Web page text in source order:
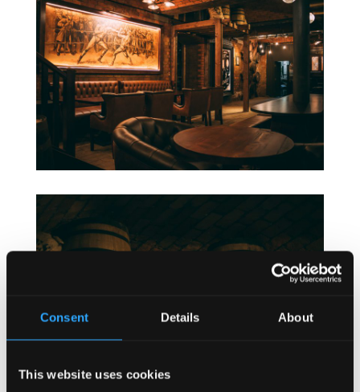
Consent Details About
This website uses cookies